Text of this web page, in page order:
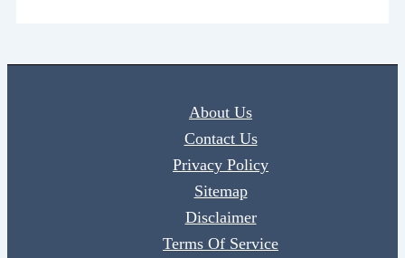
About Us
Contact Us
Privacy Policy
Sitemap
Disclaimer
Terms Of Service